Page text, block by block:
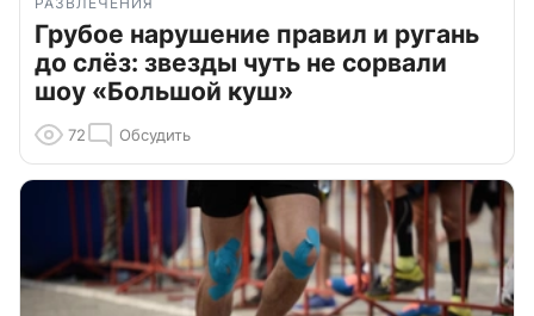
Грубое нарушение правил и ругань
до слёз: звезды чуть не сорвали
шоу «Большой куш»
72 Обсудить